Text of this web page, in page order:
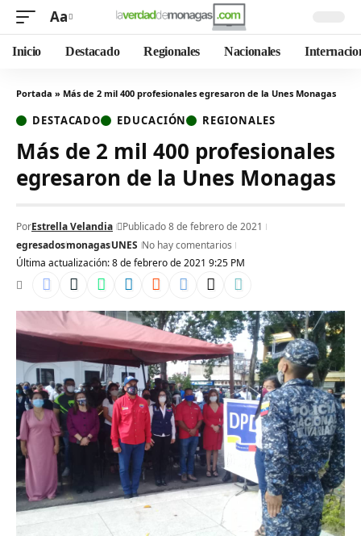
Aa
Inicio Destacado Regionales Nacionales
Portada » Más de 2 mil 400 profesionales egresaron de la Unes Monagas
DESTACADO EDUCACIÓN REGIONALES
Más de 2 mil 400 profesionales
egresaron de la Unes Monagas
Última actualización: 8 de febrero de 2021 9:25 PM
PorEstrella Velandia
Publicado 8 de febrero de 2021
egresadosmonagasUNES No hay comentarios